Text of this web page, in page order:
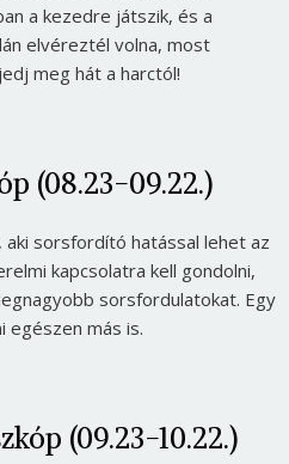
a kezedre játszik, és a
elvéreztél volna, most
meg hát a harctól!
(08.23-09.22.)
sorsfordító hatással lehet az
kapcsolatra kell gondolni,
sorsfordulatokat. Egy
egészen más is.
(09.23-10.22.)